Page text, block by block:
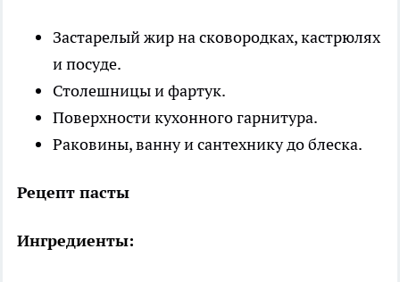
Застарелый жир на сковородках, кастрюлях
и посуде.
Столешницы и фартук.
Поверхности кухонного гарнитура.
Раковины, ванну и сантехнику до блеска.
Рецепт пасты
Ингредиенты: